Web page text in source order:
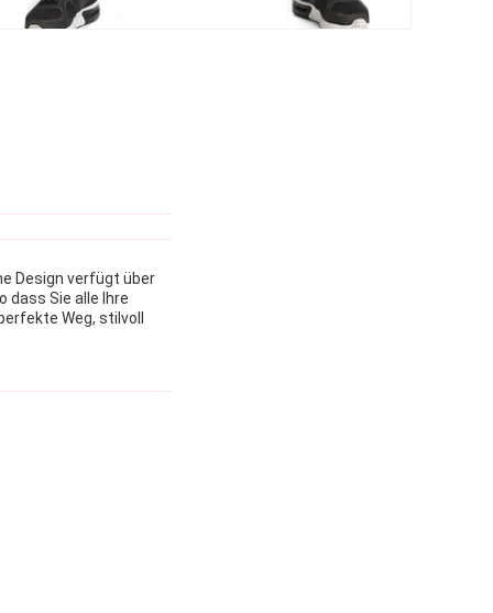
Design verfügt über
dass Sie alle Ihre
Weg, stilvoll